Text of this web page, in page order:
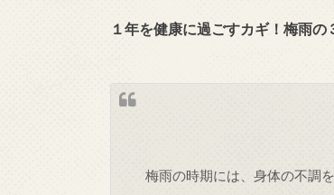
１年を健康に過ごすカギ！梅雨の
梅雨の時期には、身体の不調